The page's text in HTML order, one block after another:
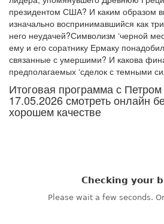
президентом США? И каким образом
изначально воспринимавшийся как
него неудачей?Символизм ‘черной
ему и его соратнику Ермаку
связанные с умершими? И какова
предполагаемых ‘сделок с темными
Итоговая программа с
17.05.2026 смотреть онлайн
хорошем качестве